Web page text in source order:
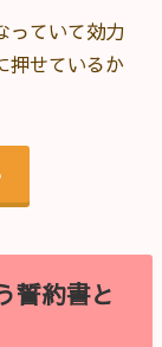
っていて効力
押せているか
誓約書と